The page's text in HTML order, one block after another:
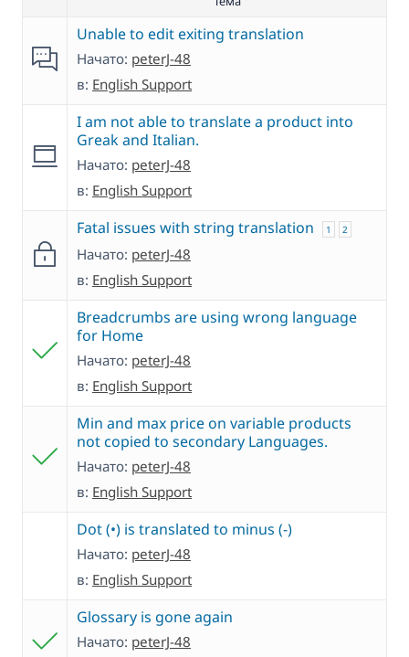
Unable to edit exiting translation
Начато: peterJ-48
в: English Support
I am not able to translate a product into
Greak and Italian.
Начато: peterJ-48
в: English Support
Fatal issues with string translation 1 2
Начато: peterJ-48
в: English Support
Breadcrumbs are using wrong language
for Home
Начато: peterJ-48
в: English Support
Min and max price on variable products
not copied to secondary Languages.
Начато: peterJ-48
в: English Support
Dot (•) is translated to minus (-)
Начато: peterJ-48
в: English Support
Glossary is gone again
Начато: peterJ-48